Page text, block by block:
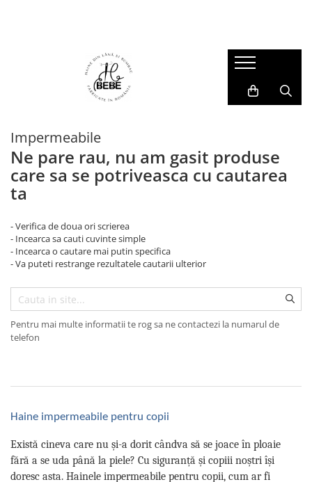
Muselina pentru copii
Hanorace din Lana
Compleuri din Lână
Salopete din Lână
Salopete Impermeabile
Cagule si Manuși Lână
Impermeabile
Ne pare rau, nu am gasit produse
care sa se potriveasca cu cautarea
ta
- Verifica de doua ori scrierea
- Incearca sa cauti cuvinte simple
- Incearca o cautare mai putin specifica
- Va puteti restrange rezultatele cautarii ulterior
Pentru mai multe informatii te rog sa ne contactezi la numarul de
telefon
Haine impermeabile pentru copii
Există cineva care nu și-a dorit cândva să se joace în ploaie
fără a se uda până la piele? Cu siguranță și copiii noștri își
doresc asta. Hainele impermeabile pentru copii, cum ar fi